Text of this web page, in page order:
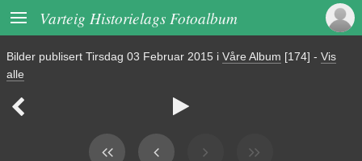
 Varteig Historielags Fotoalbum
Bilder publisert Tirsdag 03 Februar 2015 i Våre Album [174] - Vis
alle
 